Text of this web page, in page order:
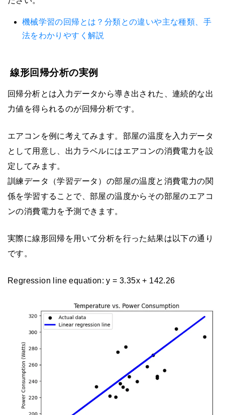
機械学習の回帰とは？分類との違いや主な種類、手
法をわかりやすく解説
線形回帰分析の実例
回帰分析とは入力データから導き出された、連続的な出
力値を得られるのが回帰分析です。
エアコンを例に考えてみます。部屋の温度を入力データ
として用意し、出力ラベルにはエアコンの消費電力を設
定してみます。
訓練データ（学習データ）の部屋の温度と消費電力の関
係を学習することで、部屋の温度からその部屋のエアコ
ンの消費電力を予測できます。
実際に線形回帰を用いて分析を行った結果は以下の通り
です。
Regression line equation: y = 3.35x + 142.26